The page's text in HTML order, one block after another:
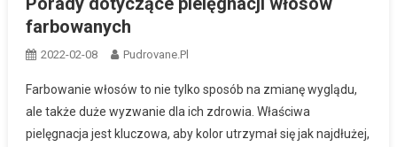
farbowanych
2022-02-08 Pudrovane.pl
Farbowanie włosów to nie tylko sposób na zmianę wyglądu,
ale także duże wyzwanie dla ich zdrowia. Właściwa
pielęgnacja jest kluczowa, aby kolor utrzymał się jak najdłużej,